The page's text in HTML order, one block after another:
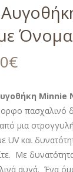
Όνομα
€
Minnie
πασχαλινό
μια
UV και
Με
αυγά. Ένα